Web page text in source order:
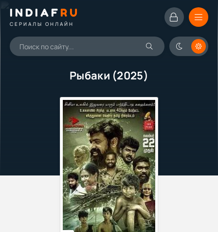
INDIAFRU
СЕРИАЛЫ ОНЛАЙН
Рыбаки (2025)